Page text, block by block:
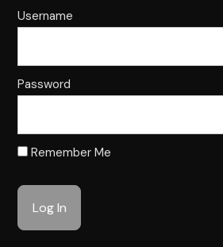
Username
Password
Remember Me